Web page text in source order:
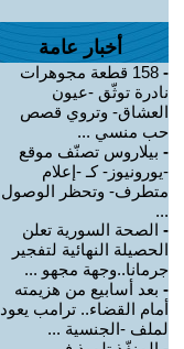
أخبار عامة
-
158 قطعة مجوهرات
نادرة توثّق -عيون
العشاق- وتروي قصص
حب منسي ...
- بيلاروس تصنّف موقع
-يورونيوز- كـ -إعلام
متطرف- وتحظر الوصول
...
- الصحة السورية تعلن
الحصيلة النهائية لتفجير
جرمانا..وجهة مجهو ...
- بعد أسابيع من هزيمته
أمام القضاء.. ترامب يعود
لملف -الجنسية ...